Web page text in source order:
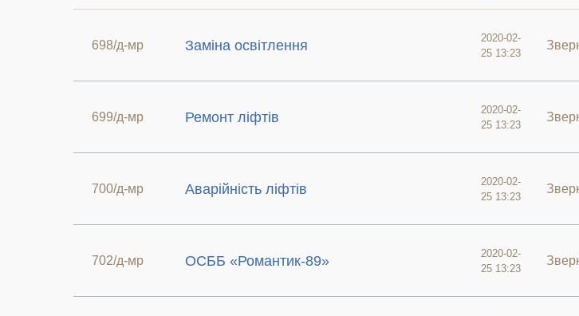
698/д-мр Заміна освітлення
2020-02-
25 13:23
699/д-мр Ремонт ліфтів
2020-02-
25 13:23
700/д-мр Аварійність ліфтів
2020-02-
25 13:23
702/д-мр ОСББ «Романтик-89»
2020-02-
25 13:23